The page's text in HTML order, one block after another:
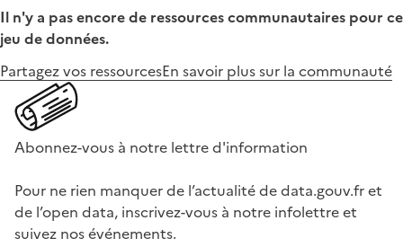
Il n'y a pas encore de ressources communautaires pour ce
jeu de données.
Partagez vos ressourcesEn savoir plus sur la communauté
Abonnez-vous à notre lettre d'information
Pour ne rien manquer de l’actualité de data.gouv.fr et
de l’open data, inscrivez-vous à notre infolettre et
suivez nos événements.